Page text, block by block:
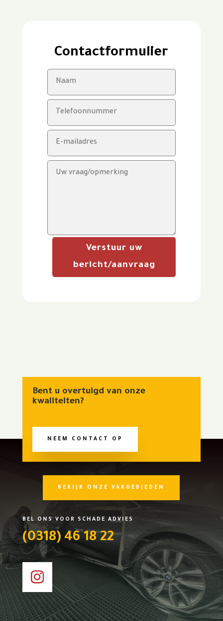
Contactformulier
Verstuur uw
bericht/aanvraag
Bent u overtuigd van onze
kwaliteiten?
NEEM CONTACT OP
BEKIJK ONZE VAKGEBIEDEN
BEL ONS VOOR SCHADE ADVIES
(0318) 46 18 22